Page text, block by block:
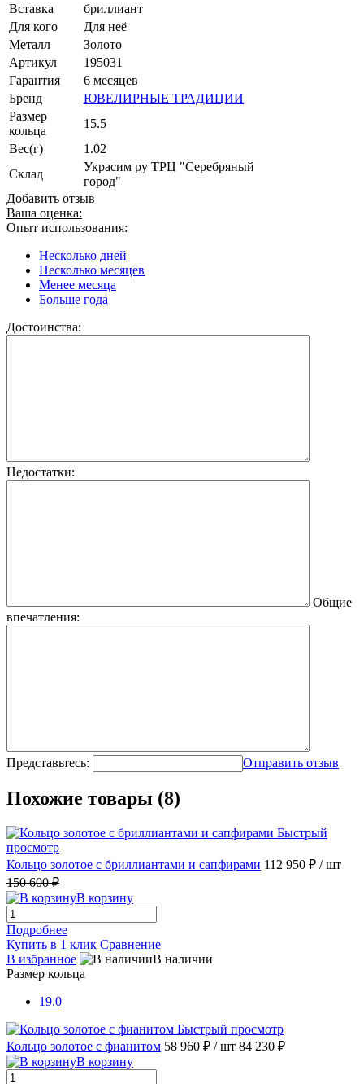
Вставка
бриллиант
Для кого
Для неё
Металл
Золото
Артикул
195031
Гарантия
6 месяцев
Бренд
ЮВЕЛИРНЫЕ ТРАДИЦИИ
Размер
кольца
15.5
Вес(г)
1.02
Склад
Украсим ру ТРЦ "Серебряный
город"
Добавить отзыв
Ваша оценка:
Опыт использования:
Несколько дней
Несколько месяцев
Менее месяца
Больше года
Достоинства:
Недостатки:
Общие
впечатления:
Представьтесь: Отправить отзыв
Похожие товары (8)
Быстрый
просмотр
Кольцо золотое с бриллиантами и сапфирами 112 950 ₽ / шт
150 600 ₽
В корзину
Подробнее
Купить в 1 клик Сравнение
В избранное
В наличии
Размер кольца
19.0
Быстрый просмотр
Кольцо золотое с фианитом 58 960 ₽ / шт 84 230 ₽
В корзину